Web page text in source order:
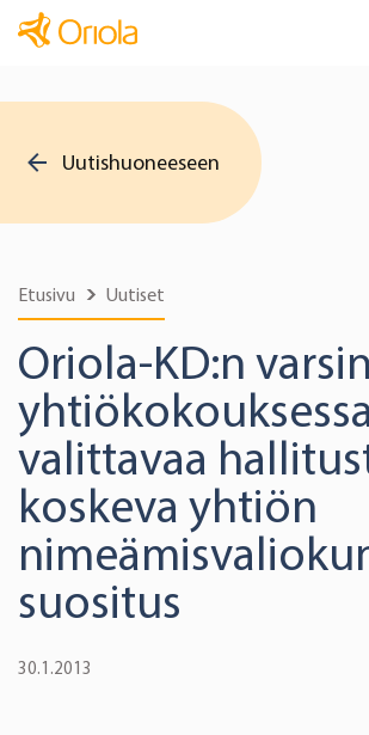
Uutishuoneeseen
Etusivu Uutiset
Oriola-KD:n
valittavaa
koskeva yhtiön
suositus
30.1.2013